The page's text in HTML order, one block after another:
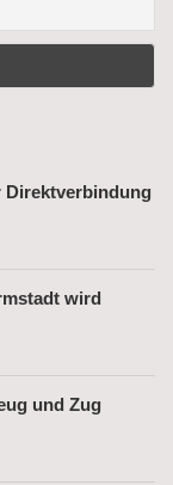
Direktverbindung
wird
und Zug